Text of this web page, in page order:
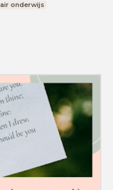
onderwijs